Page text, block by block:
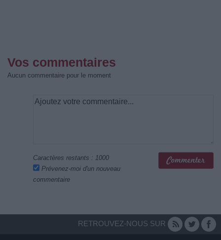
Vos commentaires
Aucun commentaire pour le moment
Caractères restants : 1000
Prévenez-moi d'un nouveau
commentaire
RETROUVEZ-NOUS SUR